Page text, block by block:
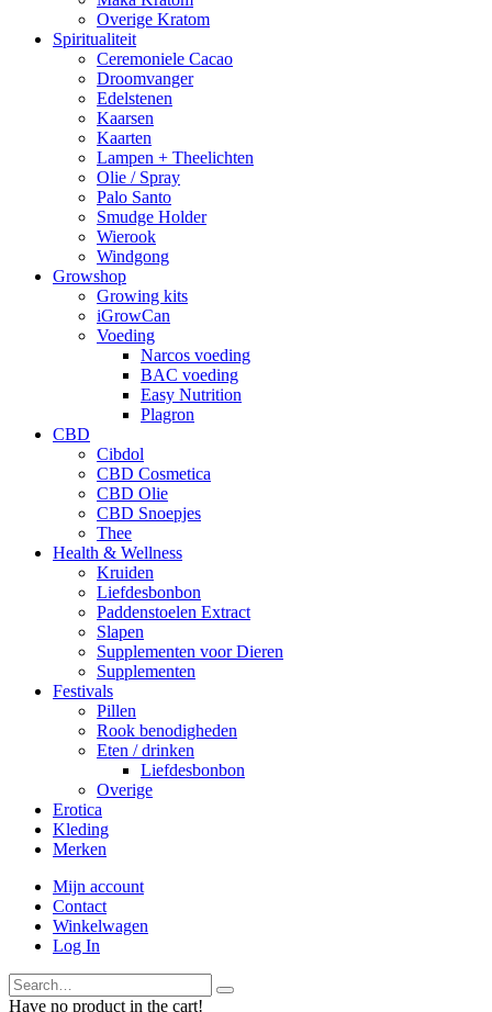
Overige Kratom
Spiritualiteit
Ceremoniele Cacao
Droomvanger
Edelstenen
Kaarsen
Kaarten
Lampen + Theelichten
Olie / Spray
Palo Santo
Smudge Holder
Wierook
Windgong
Growshop
Growing kits
iGrowCan
Voeding
Narcos voeding
BAC voeding
Easy Nutrition
Plagron
CBD
Cibdol
CBD Cosmetica
CBD Olie
CBD Snoepjes
Thee
Health & Wellness
Kruiden
Liefdesbonbon
Paddenstoelen Extract
Slapen
Supplementen voor Dieren
Supplementen
Festivals
Pillen
Rook benodigheden
Eten / drinken
Liefdesbonbon
Overige
Erotica
Kleding
Merken
Mijn account
Contact
Winkelwagen
Log In
Have no product in the cart!